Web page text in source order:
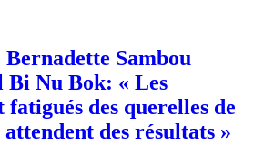
Sambou
Bi Nu Bok: « Les
fatigués des querelles de
des résultats »